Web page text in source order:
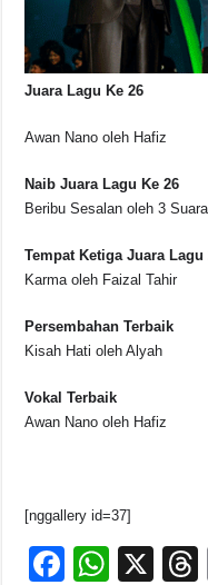
Juara Lagu Ke 26
Awan Nano oleh Hafiz
Naib Juara Lagu Ke 26
Beribu Sesalan oleh 3 Suara
Tempat Ketiga Juara Lagu
Karma oleh Faizal Tahir
Persembahan Terbaik
Kisah Hati oleh Alyah
Vokal Terbaik
Awan Nano oleh Hafiz
[nggallery id=37]
F
W
X